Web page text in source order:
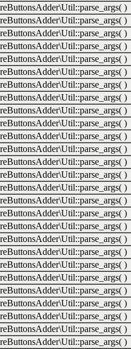
)
)
)
)
)
)
)
)
)
)
)
)
)
)
)
)
)
)
)
)
)
)
)
)
)
)
)